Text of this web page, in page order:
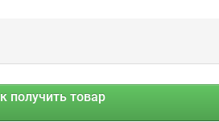
получить товар